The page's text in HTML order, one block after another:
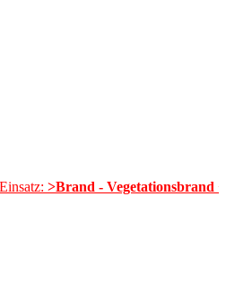
>Brand - Vegetationsbrand <